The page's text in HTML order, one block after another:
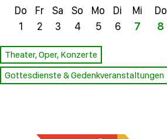
Do
1
Fr
2
Sa
3
So
4
Mo
5
Di
6
Mi
7
Do
8
Theater, Oper, Konzerte
Gottesdienste & Gedenkveranstaltungen